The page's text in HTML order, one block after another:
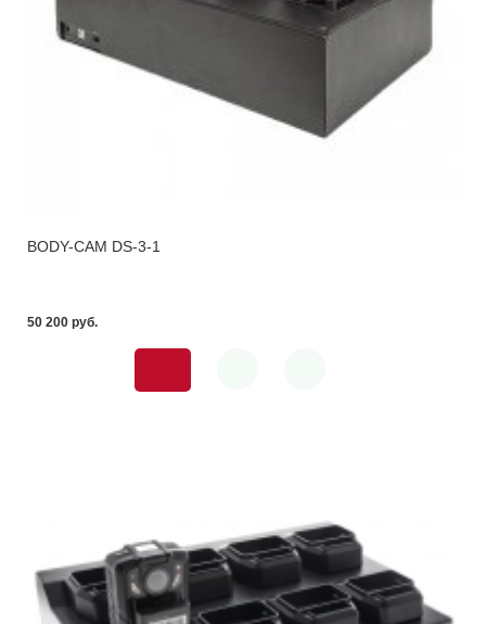
BODY-CAM DS-3-1
50 200 pуб.